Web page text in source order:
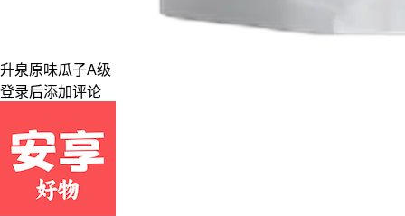
升泉原味瓜子A级
登录后添加评论